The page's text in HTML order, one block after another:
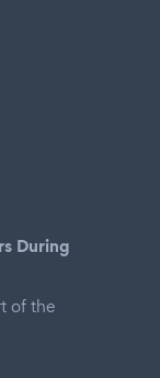
During
of the